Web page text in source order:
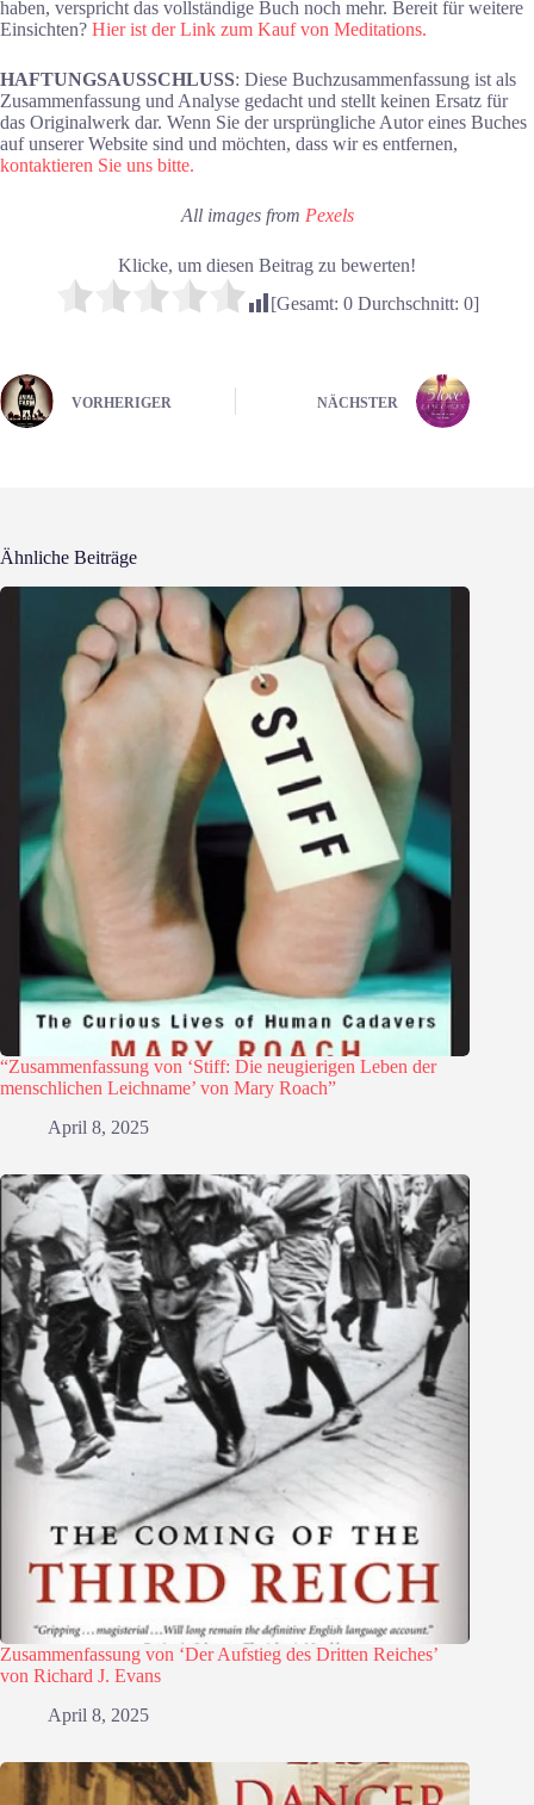
haben, verspricht das vollständige Buch noch mehr. Bereit für weitere
Einsichten? Hier ist der Link zum Kauf von Meditations.
HAFTUNGSAUSSCHLUSS: Diese Buchzusammenfassung ist als
Zusammenfassung und Analyse gedacht und stellt keinen Ersatz für
das Originalwerk dar. Wenn Sie der ursprüngliche Autor eines Buches
auf unserer Website sind und möchten, dass wir es entfernen,
kontaktieren Sie uns bitte.
All images from Pexels
Klicke, um diesen Beitrag zu bewerten!
[Gesamt: 0Durchschnitt: 0]
VORHERIGER NÄCHSTER
Ähnliche Beiträge
“Zusammenfassung von ‘Stiff: Die neugierigen Leben der
menschlichen Leichname’ von Mary Roach”
April 8, 2025
Zusammenfassung von ‘Der Aufstieg des Dritten Reiches’
von Richard J. Evans
April 8, 2025